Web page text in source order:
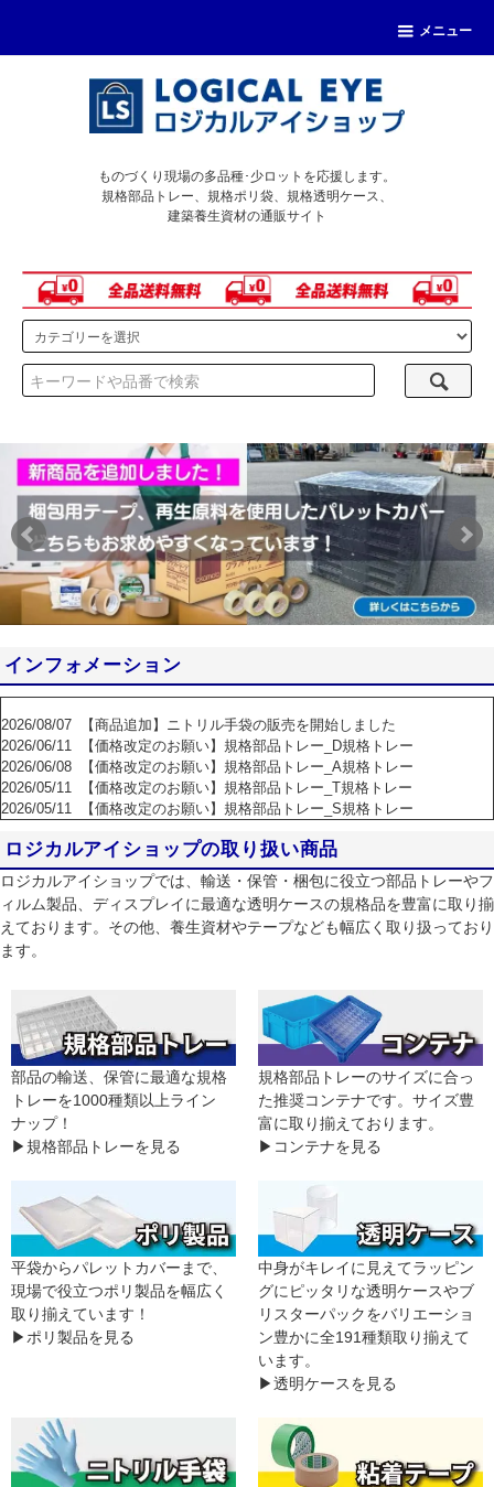
メニュー
ものづくり現場の多品種･少ロットを応援します。
規格部品トレー、規格ポリ袋、規格透明ケース、
建築養生資材の通販サイト
インフォメーション
2026/08/07
【商品追加】ニトリル手袋の販売を開始しました
2026/06/11
【価格改定のお願い】規格部品トレー_D規格トレー
2026/06/08
【価格改定のお願い】規格部品トレー_A規格トレー
2026/05/11
【価格改定のお願い】規格部品トレー_T規格トレー
2026/05/11
【価格改定のお願い】規格部品トレー_S規格トレー
ロジカルアイショップの取り扱い商品
ロジカルアイショップでは、輸送・保管・梱包に役立つ部品トレーやフ
ィルム製品、ディスプレイに最適な透明ケースの規格品を豊富に取り揃
えております。その他、養生資材やテープなども幅広く取り扱っており
ます。
部品の輸送、保管に最適な規格
トレーを1000種類以上ライン
ナップ！
▶規格部品トレーを見る
規格部品トレーのサイズに合っ
た推奨コンテナです。サイズ豊
富に取り揃えております。
▶コンテナを見る
平袋からパレットカバーまで、
現場で役立つポリ製品を幅広く
取り揃えています！
▶ポリ製品を見る
中身がキレイに見えてラッピン
グにピッタリな透明ケースやブ
リスターパックをバリエーショ
ン豊かに全191種類取り揃えて
います。
▶透明ケースを見る